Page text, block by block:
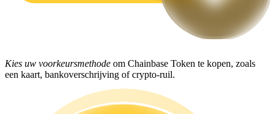
Uitzetten
Hoog rendement en directe toegang
Kies uw voorkeursmethode om Chainbase Token te kopen, zoals
een kaart, bankoverschrijving of crypto-ruil.